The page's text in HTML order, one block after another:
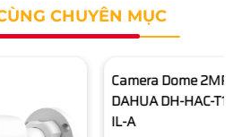
CHUYÊN MỤC